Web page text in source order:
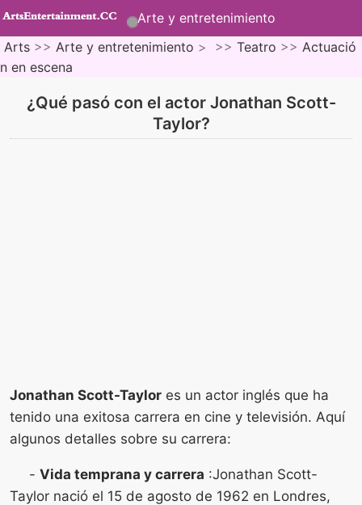
Arte y entretenimiento
Arts >> Arte y entretenimiento > >> Teatro >> Actuació
n en escena
¿Qué pasó con el actor Jonathan Scott-
Taylor?
Jonathan Scott-Taylor es un actor inglés que ha
tenido una exitosa carrera en cine y televisión. Aquí
algunos detalles sobre su carrera:
- Vida temprana y carrera :Jonathan Scott-
Taylor nació el 15 de agosto de 1962 en Londres,